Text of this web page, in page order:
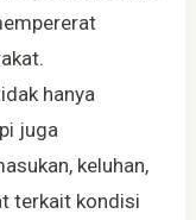
hanya
juga
keluhan,
terkait kondisi